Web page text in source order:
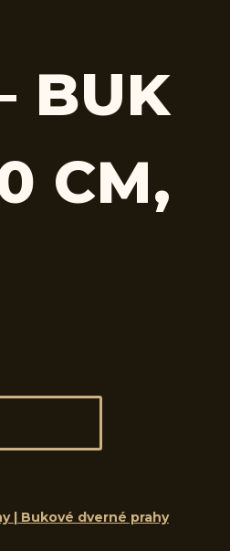
BUK
CM,
| Bukové dverné prahy